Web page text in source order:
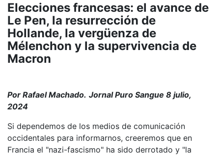
Elecciones francesas: el avance de
Le Pen, la resurrección de
Hollande, la vergüenza de
Mélenchon y la supervivencia de
Macron
Por Rafael Machado. Jornal Puro Sangue 8 julio,
2024
Si dependemos de los medios de comunicación
occidentales para informarnos, creeremos que en
Francia el "nazi-fascismo" ha sido derrotado y "la